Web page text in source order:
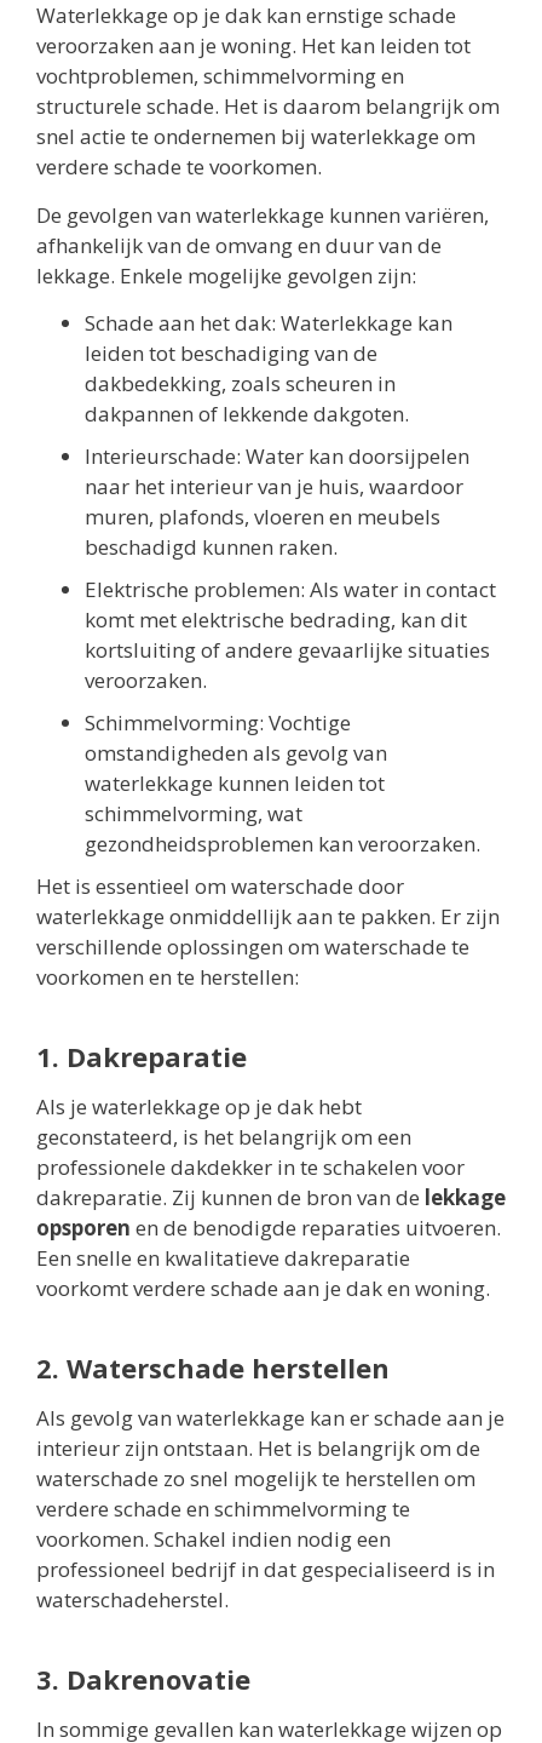
Waterlekkage op je dak kan ernstige schade
veroorzaken aan je woning. Het kan leiden tot
vochtproblemen, schimmelvorming en
structurele schade. Het is daarom belangrijk om
snel actie te ondernemen bij waterlekkage om
verdere schade te voorkomen.
De gevolgen van waterlekkage kunnen variëren,
afhankelijk van de omvang en duur van de
lekkage. Enkele mogelijke gevolgen zijn:
Schade aan het dak: Waterlekkage kan
leiden tot beschadiging van de
dakbedekking, zoals scheuren in
dakpannen of lekkende dakgoten.
Interieurschade: Water kan doorsijpelen
naar het interieur van je huis, waardoor
muren, plafonds, vloeren en meubels
beschadigd kunnen raken.
Elektrische problemen: Als water in contact
komt met elektrische bedrading, kan dit
kortsluiting of andere gevaarlijke situaties
veroorzaken.
Schimmelvorming: Vochtige
omstandigheden als gevolg van
waterlekkage kunnen leiden tot
schimmelvorming, wat
gezondheidsproblemen kan veroorzaken.
Het is essentieel om waterschade door
waterlekkage onmiddellijk aan te pakken. Er zijn
verschillende oplossingen om waterschade te
voorkomen en te herstellen:
1. Dakreparatie
Als je waterlekkage op je dak hebt
geconstateerd, is het belangrijk om een
professionele dakdekker in te schakelen voor
dakreparatie. Zij kunnen de bron van de lekkage
opsporen en de benodigde reparaties uitvoeren.
Een snelle en kwalitatieve dakreparatie
voorkomt verdere schade aan je dak en woning.
2. Waterschade herstellen
Als gevolg van waterlekkage kan er schade aan je
interieur zijn ontstaan. Het is belangrijk om de
waterschade zo snel mogelijk te herstellen om
verdere schade en schimmelvorming te
voorkomen. Schakel indien nodig een
professioneel bedrijf in dat gespecialiseerd is in
waterschadeherstel.
3. Dakrenovatie
In sommige gevallen kan waterlekkage wijzen op